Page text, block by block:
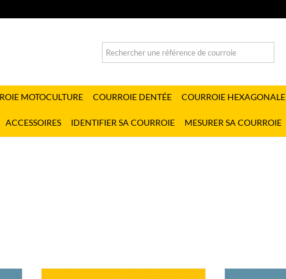
MOTOCULTURE COURROIE DENTÉE COURROIE HEXAGONALE
ACCESSOIRES IDENTIFIER SA COURROIE MESURER SA COURROIE